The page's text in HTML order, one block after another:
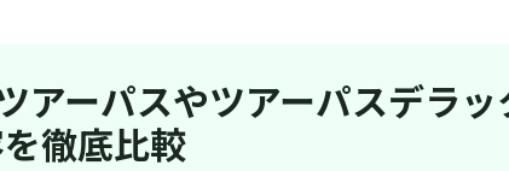
アーパスやツアーパスデラ
徹底比較